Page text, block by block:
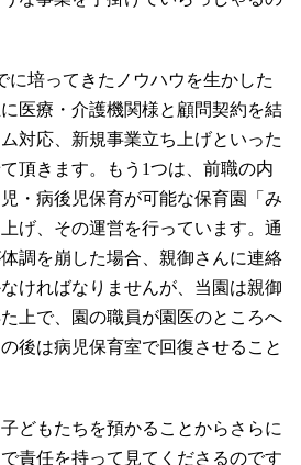
培ってきたノウハウを生かした
医療・介護機関様と顧問契約を結
対応、新規事業立ち上げといった
頂きます。もう1つは、前職の内
・病後児保育が可能な保育園「み
げ、その運営を行っています。通
調を崩した場合、親御さんに連絡
ければなりませんが、当園は親御
上で、園の職員が園医のところへ
後は病児保育室で回復させること
どもたちを預かることからさらに
責任を持って見てくださるのです